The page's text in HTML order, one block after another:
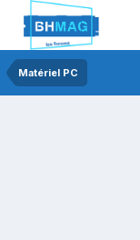
Matériel PC